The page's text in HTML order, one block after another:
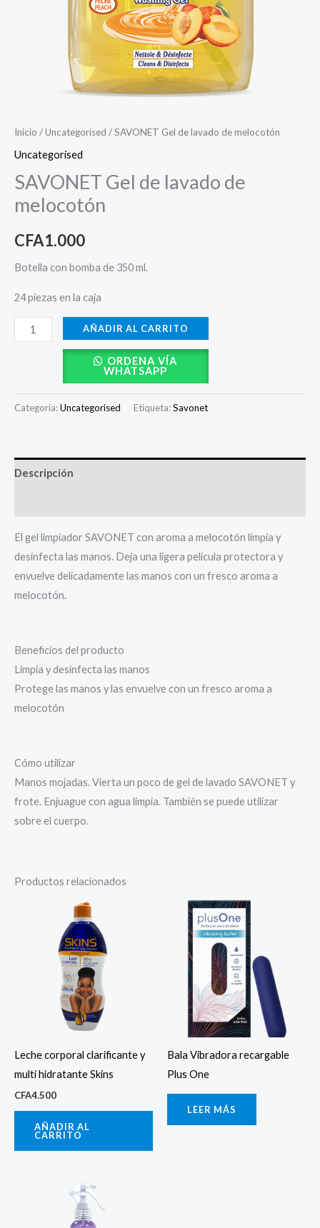
Inicio /Uncategorised / SAVONET Gel de lavado de melocotón
Uncategorised
SAVONET Gel de lavado de
melocotón
CFA1.000
Botella con bomba de 350 ml.
24 piezas en la caja
AÑADIR AL CARRITO
ORDENA VÍA
WHATSAPP
Categoría:Uncategorised Etiqueta:Savonet
Descripción
El gel limpiador SAVONET con aroma a melocotón limpia y
desinfecta las manos. Deja una ligera película protectora y
envuelve delicadamente las manos con un fresco aroma a
melocotón.
Beneficios del producto
Limpia y desinfecta las manos
Protege las manos y las envuelve con un fresco aroma a
melocotón
Cómo utilizar
Manos mojadas. Vierta un poco de gel de lavado SAVONET y
frote. Enjuague con agua limpia. También se puede utilizar
sobre el cuerpo.
Productos relacionados
Leche corporal clarificante y
multi hidratante Skins
CFA4.500
AÑADIR AL
CARRITO
Bala Vibradora recargable
Plus One
LEER MÁS